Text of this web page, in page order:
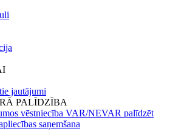
jautājumi
PALĪDZĪBA
vēstniecība VAR/NEVAR palīdzēt
saņemšana